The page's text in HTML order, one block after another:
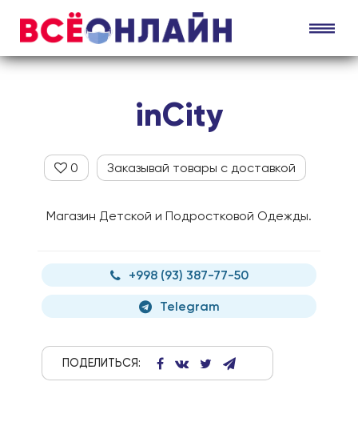
inCity
0 Заказывай товары с доставкой
Магазин Детской и Подростковой Одежды.
+998 (93) 387-77-50
Telegram
ПОДЕЛИТЬСЯ: